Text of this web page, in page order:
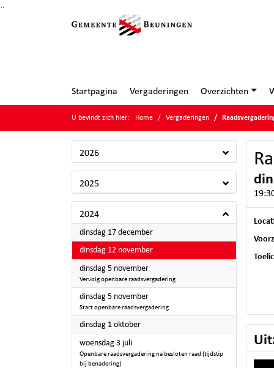
Ga naar de inhoud van deze pagina
Startpagina Vergaderingen Overzichten
U bevindt zich hier: Home Vergaderingen
2026
2025
2024
dinsdag 17 december2024
dinsdag 12 november2024
dinsdag 5 november2024
Vervolg openbare raadsvergadering
dinsdag 5 november2024
Start openbare raadsvergadering
dinsdag 1 oktober2024
woensdag 3 juli2024
Openbare raadsvergadering na besloten raad (tijdstip
bij benadering)